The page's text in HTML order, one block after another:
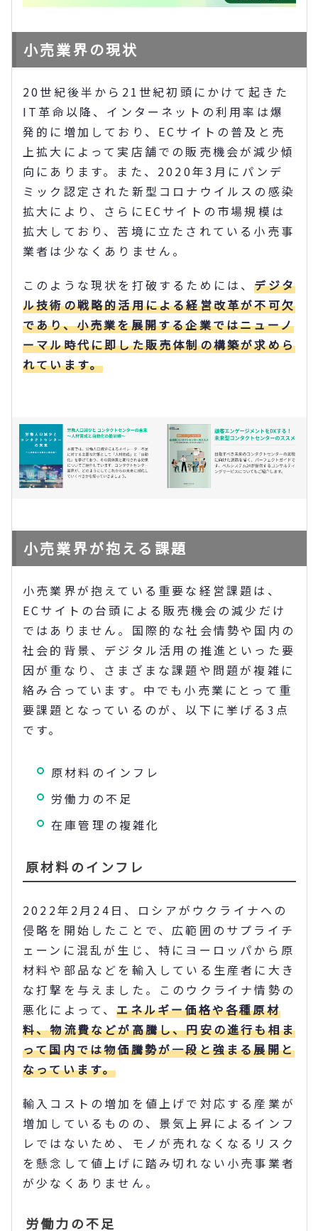
小売業界の現状
20世紀後半から21世紀初頭にかけて起きた
IT革命以降、インターネットの利用率は爆
発的に増加しており、ECサイトの普及と売
上拡大によって実店舗での販売機会が減少傾
向にあります。また、2020年3月にパンデ
ミック認定された新型コロナウイルスの感染
拡大により、さらにECサイトの市場規模は
拡大しており、苦境に立たされている小売事
業者は少なくありません。
このような現状を打破するためには、デジタ
ル技術の戦略的活用による経営改革が不可欠
であり、小売業を展開する企業ではニューノ
ーマル時代に即した販売体制の構築が求めら
れています。
小売業界が抱える課題
小売業界が抱えている重要な経営課題は、
ECサイトの台頭による販売機会の減少だけ
ではありません。国際的な社会情勢や国内の
社会的背景、デジタル活用の推進といった要
因が重なり、さまざまな課題や問題が複雑に
絡み合っています。中でも小売業にとって重
要課題となっているのが、以下に挙げる3点
です。
原材料のインフレ
労働力の不足
在庫管理の複雑化
原材料のインフレ
2022年2月24日、ロシアがウクライナへの
侵略を開始したことで、広範囲のサプライチ
ェーンに混乱が生じ、特にヨーロッパから原
材料や部品などを輸入している生産者に大き
な打撃を与えました。このウクライナ情勢の
悪化によって、エネルギー価格や各種原材
料、物流費などが高騰し、円安の進行も相ま
って国内では物価騰勢が一段と強まる展開と
なっています。
輸入コストの増加を値上げで対応する産業が
増加しているものの、景気上昇によるインフ
レではないため、モノが売れなくなるリスク
を懸念して値上げに踏み切れない小売事業者
が少なくありません。
労働力の不足